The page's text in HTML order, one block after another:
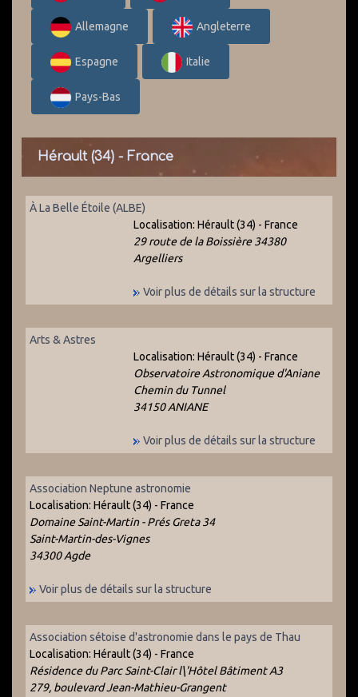
Allemagne Angleterre
Espagne Italie
Pays-Bas
Hérault (34) - France
À La Belle Étoile (ALBE)
Localisation: Hérault (34) - France
29 route de la Boissière 34380
Argelliers
Voir plus de détails sur la structure
Arts & Astres
Localisation: Hérault (34) - France
Observatoire Astronomique d'Aniane
Chemin du Tunnel
34150 ANIANE
Voir plus de détails sur la structure
Association Neptune astronomie
Localisation: Hérault (34) - France
Domaine Saint-Martin - Prés Greta 34
Saint-Martin-des-Vignes
34300 Agde
Voir plus de détails sur la structure
Association sétoise d'astronomie dans le pays de Thau
Localisation: Hérault (34) - France
Résidence du Parc Saint-Clair l\'Hôtel Bâtiment A3
279, boulevard Jean-Mathieu-Grangent